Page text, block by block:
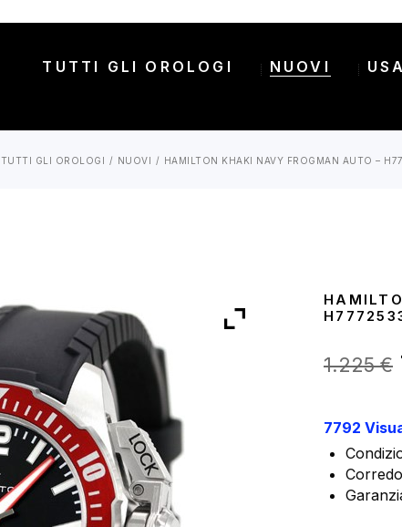
TUTTI GLI OROLOGI NUOVI
TUTTI GLI OROLOGI NUOVI HAMILTON KHAKI NAVY FROGMAN AUTO –
1.225€
7792